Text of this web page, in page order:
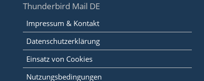
Thunderbird Mail DE
Impressum & Kontakt
Datenschutzerklärung
Einsatz von Cookies
Nutzungsbedingungen